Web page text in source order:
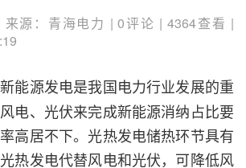
来源：青海电力 | 0评论 | 4364查看 |
能源发电是我国电力行业发展的重
电、光伏来完成新能源消纳占比要
高居不下。光热发电储热环节具有
热发电代替风电和光伏，可降低风